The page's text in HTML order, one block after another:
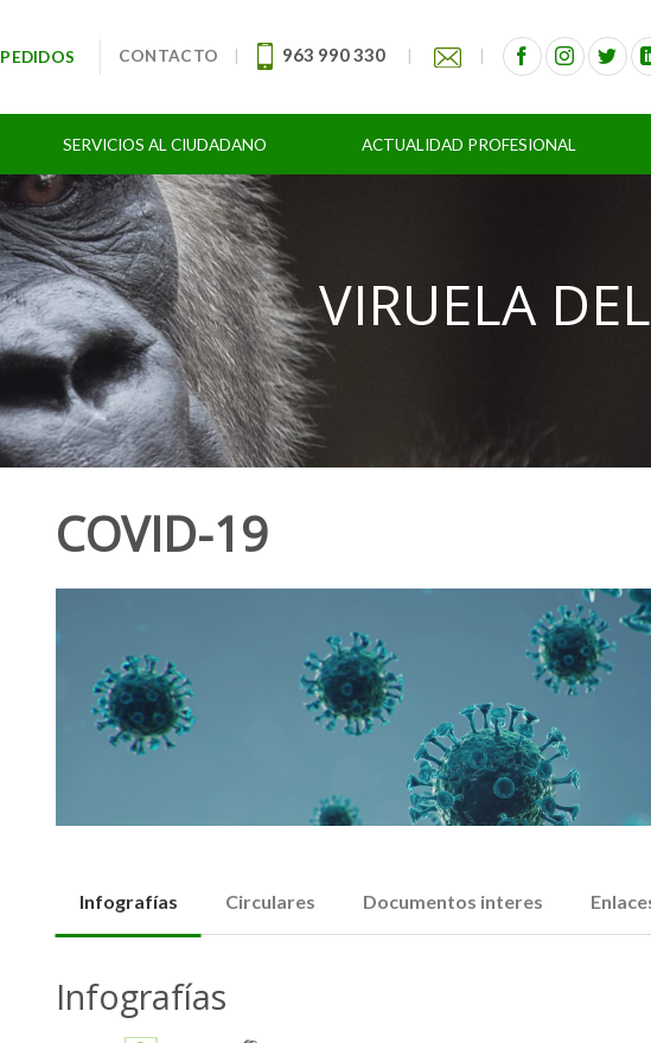
PEDIDOS CONTACTO | 963 990 330 | |
SERVICIOS AL CIUDADANO ACTUALIDAD PROFESIONAL
VIRUELA
COVID-19
Infografías Circulares Documentos interes
Infografías